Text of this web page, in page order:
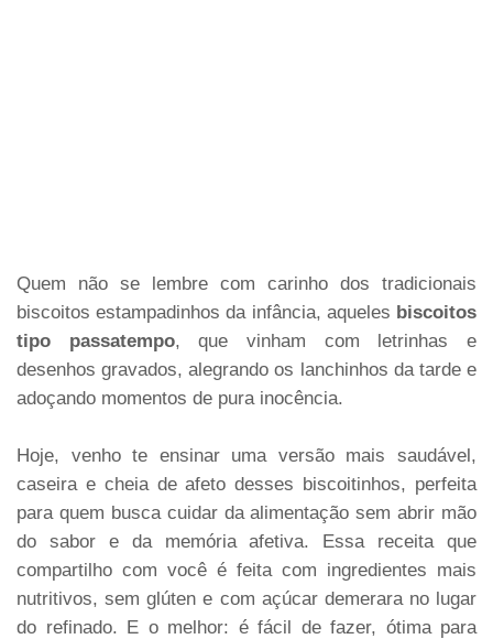
Quem não se lembre com carinho dos tradicionais
biscoitos estampadinhos da infância, aqueles biscoitos
tipo passatempo, que vinham com letrinhas e
desenhos gravados, alegrando os lanchinhos da tarde e
adoçando momentos de pura inocência.
Hoje, venho te ensinar uma versão mais saudável,
caseira e cheia de afeto desses biscoitinhos, perfeita
para quem busca cuidar da alimentação sem abrir mão
do sabor e da memória afetiva. Essa receita que
compartilho com você é feita com ingredientes mais
nutritivos, sem glúten e com açúcar demerara no lugar
do refinado. E o melhor: é fácil de fazer, ótima para